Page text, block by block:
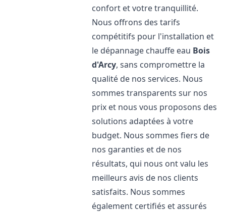
confort et votre tranquillité.
Nous offrons des tarifs
compétitifs pour l'installation et
le dépannage chauffe eau Bois
d'Arcy, sans compromettre la
qualité de nos services. Nous
sommes transparents sur nos
prix et nous vous proposons des
solutions adaptées à votre
budget. Nous sommes fiers de
nos garanties et de nos
résultats, qui nous ont valu les
meilleurs avis de nos clients
satisfaits. Nous sommes
également certifiés et assurés